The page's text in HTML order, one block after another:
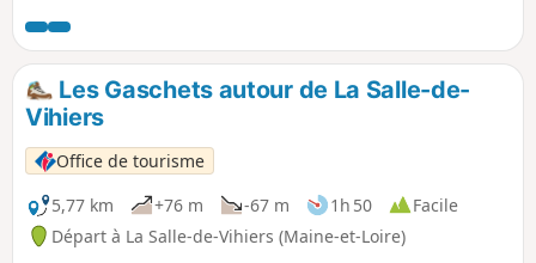
l'école publique de la Chapelle-Saint-Laurent. Parents et
enfants, venez découvrir la faune et la flore de nos milieux
naturels aquatiques.
Les Gaschets autour de La Salle-de-
Vihiers
Office de tourisme
5,77 km
+76 m -67 m 1h 50
Facile
Départ à La Salle-de-Vihiers (Maine-et-Loire)